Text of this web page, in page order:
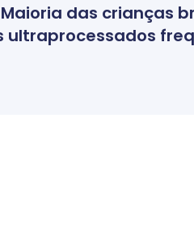
das crianças
ultraprocessados